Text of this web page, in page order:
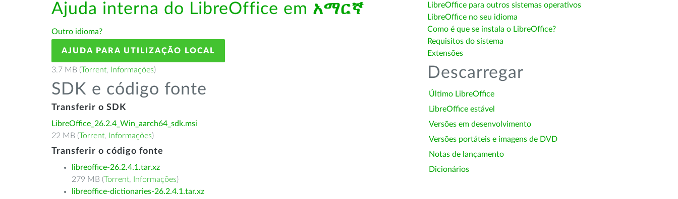
Ajuda interna do LibreOffice em አማርኛ
Outro idioma?
AJUDA PARA UTILIZAÇÃO LOCAL
3.7 MB (Torrent, Informações)
SDK e código fonte
Transferir o SDK
LibreOffice_26.2.4_Win_aarch64_sdk.msi
22 MB (Torrent, Informações)
Transferir o código fonte
libreoffice-26.2.4.1.tar.xz
279 MB (Torrent, Informações)
libreoffice-dictionaries-26.2.4.1.tar.xz
LibreOffice para outros sistemas operativos
LibreOffice no seu idioma
Como é que se instala o LibreOffice?
Requisitos do sistema
Extensões
Descarregar
Último LibreOffice
LibreOffice estável
Versões em desenvolvimento
Versões portáteis e imagens de DVD
Notas de lançamento
Dicionários